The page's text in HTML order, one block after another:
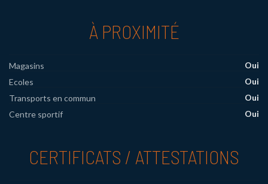
À PROXIMITÉ
Magasins
Oui
Ecoles
Oui
Transports en commun
Oui
Centre sportif
Oui
CERTIFICATS / ATTESTATIONS